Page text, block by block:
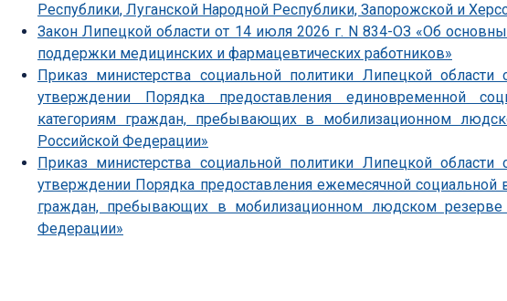
Республики, Луганской Народной Республики, Запорожской и
Закон Липецкой области от 14 июля 2026 г. N 834-ОЗ «Об
поддержки медицинских и фармацевтических работников»
Приказ министерства социальной политики Липецкой
утверждении Порядка предоставления единовременной
категориям граждан, пребывающих в мобилизационном
Российской Федерации»
Приказ министерства социальной политики Липецкой
утверждении Порядка предоставления ежемесячной
граждан, пребывающих в мобилизационном людском
Федерации»